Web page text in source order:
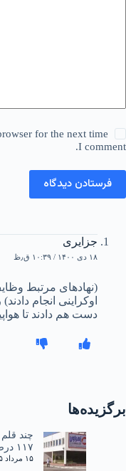
for the next time
I comment.
فرستادن دیدگاه
جزایری
۱۸ دی ۱۴۰۰ / ۱۰:۳۹ ق٫ظ
(نهادهای مرتبط
اوکراینی انجام
دست هم دادند تا
برگزیده‌ها
۱۱۷ درصد
۱۵ مرداد ۱۴۰۵